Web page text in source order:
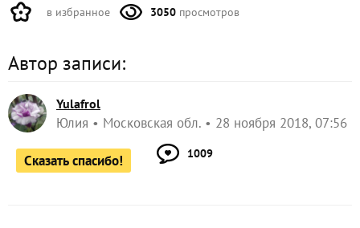
в избранное 3050 просмотров
Автор записи:
Yulafrol
Юлия Московская обл. 28 ноября 2018, 07:56
Сказать спасибо! 1009